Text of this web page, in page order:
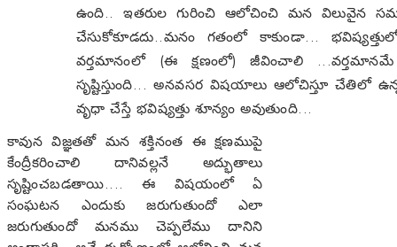
ఉంది.. ఇతరుల గురించి ఆలోచించి మన విలువైన
చేసుకోకూడదు..మనం గతంలో కాకుండా...
వర్తమానంలో (ఈ క్షణంలో) జీవించాలి ...వర్తమానమే
సృష్టిస్తుంది... అనవసర విషయాలు ఆలోచిస్తూ చేతిలో
వృధా చేస్తే భవిష్యత్తు శూన్యం అవుతుంది...
కావున విజ్ఞతతో మన శక్తినంత ఈ క్షణముపై
కేంద్రీకరించాలి దానివల్లనే అద్భుతాలు
సృష్టించబడతాయి.... ఈ విషయంలో ఏ
సంఘటన ఎందుకు జరుగుతుందో ఎలా
జరుగుతుందో మనము చెప్పలేము దానిని